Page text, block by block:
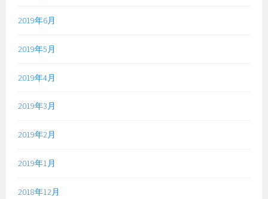
2019年6月
2019年5月
2019年4月
2019年3月
2019年2月
2019年1月
2018年12月